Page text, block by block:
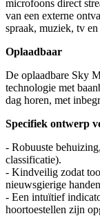
microfoons direct
van een externe
spraak, muziek, tv en
Oplaadbaar
De oplaadbare Sky
technologie met
dag horen, met
Specifiek ontwerp
- Robuuste
classificatie).
- Kindveilig zodat
nieuwsgierige
- Een intuïtief
hoortoestellen zijn